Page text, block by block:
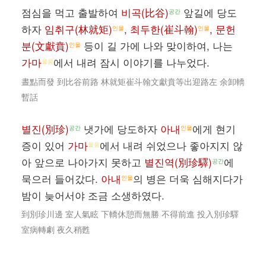
점심을 먹고 출발하여 비곡(比谷)공간 앞길에 당도
하자 임취구(林就矩)인물, 최두한(崔斗翰)인물, 문헌
분(文獻賁)인물 등이 길 가에 나와 맞이하여, 나는
가마물품에서 내려 잠시 이야기를 나누었다.
晝點而發 到比谷前路 林就矩崔斗翰文獻賁等出迎路左 余卸轎
暫話
별진(別珍)공간 냇가에 당도하자 아내 인물에게 현기
증이 있어 가마물품에서 내려 쉬었으나 좋아지지 않
아 앞으로 나아가지 못하고 별진역(別珍驛)공간에
묵으러 들어갔다. 아내 인물의 병은 더욱 심해지다가
밤이 늦어서야 조금 소생하였다.
到別珍川邊 室人氣眩 下轎休憩而無勝 不得前進 投入別珍驛
室病轉劇 夜久稍甦